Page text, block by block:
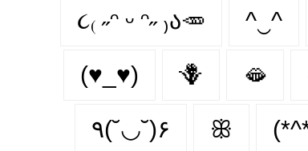
૮₍ ˶ᵔ ᵕ ᵔ˶ ₎ა🥕 ^‿^
(♥_♥) 🪻 🫦
٩(˘◡˘)۶ ꕥ